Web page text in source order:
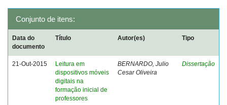
Conjunto de itens:
Data do
documento
Título Autor(es) Tipo
21-Out-2015
Leitura em
dispositivos móveis
digitais na
formação inicial de
professores
BERNARDO, Julio
Cesar Oliveira
Dissertação